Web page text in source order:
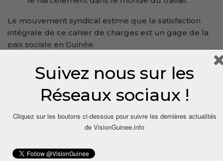
Le mouvement syndical estime que la satisfaction
intégrale de ce cahier de charges est un gage de la
paix sociale en Guinée.
Salimatou BALDE, pour VisionGuinee.Info
Suivez nous sur les
Réseaux sociaux !
Cliquez sur les boutons ci-dessous pour suivre les dernières actualités
de VisionGuinee.info